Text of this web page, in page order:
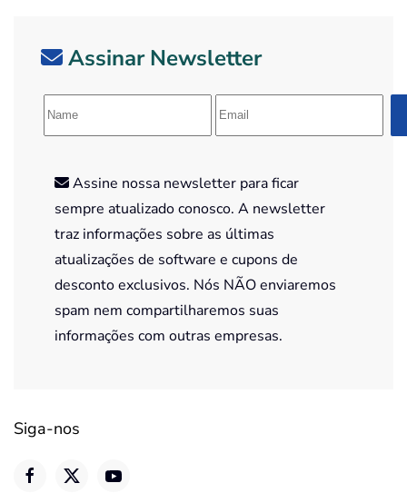
Assinar Newsletter
Assine nossa newsletter para ficar
sempre atualizado conosco. A newsletter
traz informações sobre as últimas
atualizações de software e cupons de
desconto exclusivos. Nós NÃO enviaremos
spam nem compartilharemos suas
informações com outras empresas.
Siga-nos